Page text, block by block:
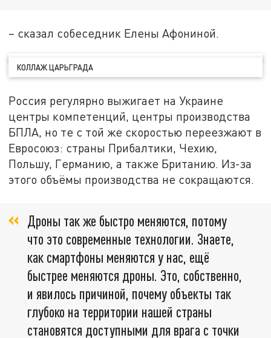
– сказал собеседник Елены Афониной.
КОЛЛАЖ ЦАРЬГРАДА
Россия регулярно выжигает на Украине
центры компетенций, центры производства
БПЛА, но те с той же скоростью переезжают в
Евросоюз: страны Прибалтики, Чехию,
Польшу, Германию, а также Британию. Из-за
этого объёмы производства не сокращаются.
Дроны так же быстро меняются, потому
что это современные технологии. Знаете,
как смартфоны меняются у нас, ещё
быстрее меняются дроны. Это, собственно,
и явилось причиной, почему объекты так
глубоко на территории нашей страны
становятся доступными для врага с точки